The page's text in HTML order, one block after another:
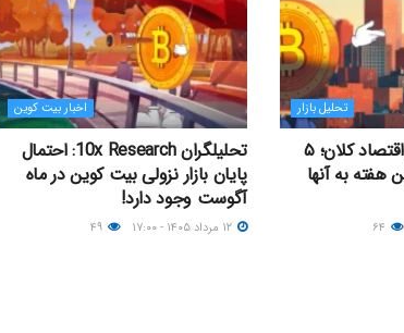
تحلیل بازار
جدال بیت کوین و اقتصاد کلان؛ ۵
هفته به آنها
اخبار بیت کوین
تحلیلگران 10x Research: احتمال
پایان بازار نزولی بیت کوین در ماه
آگوست وجود دارد!